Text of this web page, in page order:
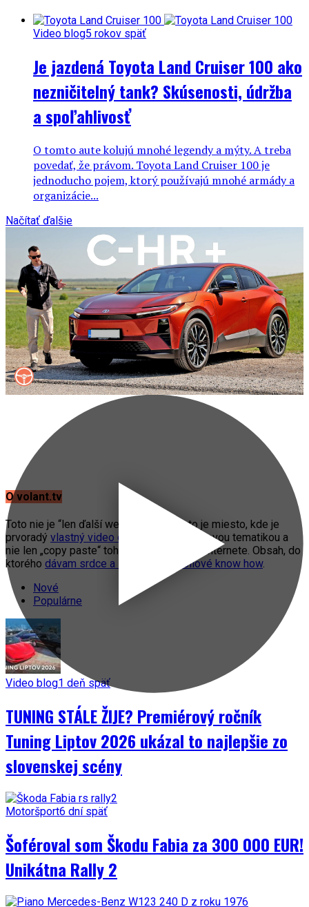
Video blog5 rokov späť
Je jazdená Toyota Land Cruiser 100 ako
nezničitelný tank? Skúsenosti, údržba
a spoľahlivosť
O tomto aute kolujú mnohé legendy a mýty. A treba
povedať, že právom. Toyota Land Cruiser 100 je
jednoducho pojem, ktorý používajú mnohé armády a
organizácie...
Načítať ďalšie
O volant.tv
Toto nie je “len ďalší web o autách”. Toto je miesto, kde je
prvoradý vlastný video obsah
s automobilovou tematikou a
nie len „copy paste“ toho, čo práve fičí na internete. Obsah, do
ktorého dávam srdce a svoje automobilové know how.
Nové
Populárne
Video blog1 deň späť
TUNING STÁLE ŽIJE? Premiérový ročník
Tuning Liptov 2026 ukázal to najlepšie zo
slovenskej scény
Motoršport6 dní späť
Šoféroval som Škodu Fabia za 300 000 EUR!
Unikátna Rally 2